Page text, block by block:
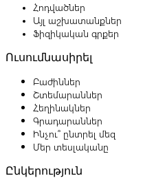
Հոդվածներ
Այլ աշխատանքներ
Ֆիզիկական գրքեր
Ուսումնասիրել
Բաժիններ
Շտեմարաններ
Հեղինակներ
Գրադարաններ
Ինչու՞ ընտրել մեզ
Մեր տեսլականը
Ընկերություն